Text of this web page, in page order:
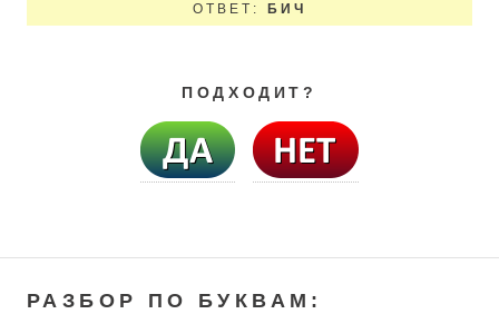
ОТВЕТ: БИЧ
ПОДХОДИТ?
РАЗБОР ПО БУКВАМ: